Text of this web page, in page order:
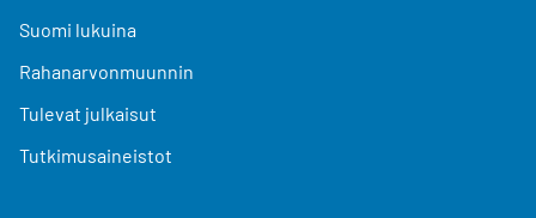
Suomi lukuina
Rahanarvonmuunnin
Tulevat julkaisut
Tutkimusaineistot